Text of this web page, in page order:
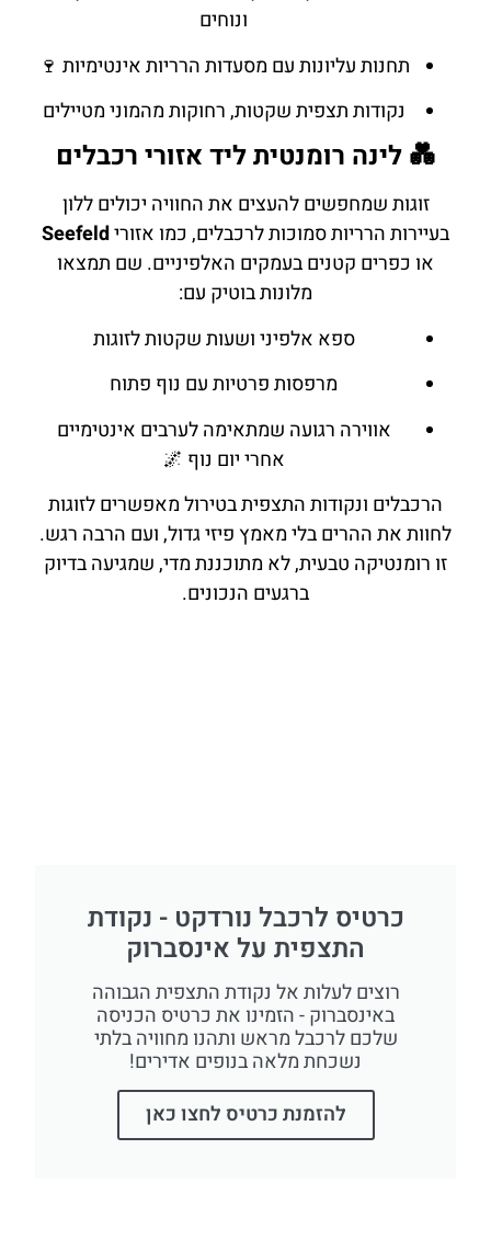
ונוחים
תחנות עליונות עם מסעדות הרריות אינטימיות 🍷
נקודות תצפית שקטות, רחוקות מהמוני מטיילים
💑 לינה רומנטית ליד אזורי רכבלים
זוגות שמחפשים להעצים את החוויה יכולים ללון
בעיירות הרריות סמוכות לרכבלים, כמו אזוריSeefeld
או כפרים קטנים בעמקים האלפיניים. שם תמצאו
מלונות בוטיק עם:
ספא אלפיני ושעות שקטות לזוגות
מרפסות פרטיות עם נוף פתוח
אווירה רגועה שמתאימה לערבים אינטימיים
אחרי יום נוף 🌌
הרכבלים ונקודות התצפית בטירול מאפשרים לזוגות
לחוות את ההרים בלי מאמץ פיזי גדול, ועם הרבה רגש.
זו רומנטיקה טבעית, לא מתוכננת מדי, שמגיעה בדיוק
ברגעים הנכונים.
כרטיס לרכבל נורדקט - נקודת
התצפית על אינסברוק
רוצים לעלות אל נקודת התצפית הגבוהה
באינסברוק - הזמינו את כרטיס הכניסה
שלכם לרכבל מראש ותהנו מחוויה בלתי
נשכחת מלאה בנופים אדירים!
להזמנת כרטיס לחצו כאן